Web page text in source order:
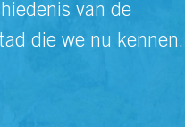
van de
die we nu kennen.